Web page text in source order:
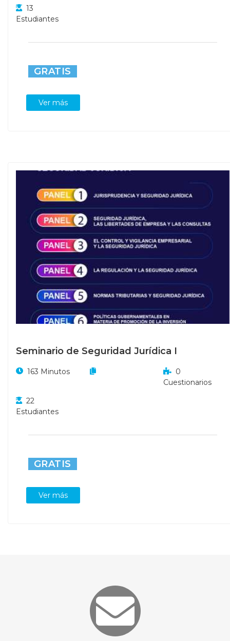
13
Estudiantes
GRATIS
Ver más
Seminario de Seguridad Jurídica I
163 Minutos
0
Cuestionarios
22
Estudiantes
GRATIS
Ver más